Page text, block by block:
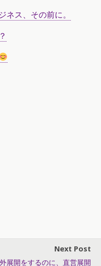
ス、その前に。
Next Post
展開をするのに、直営展開